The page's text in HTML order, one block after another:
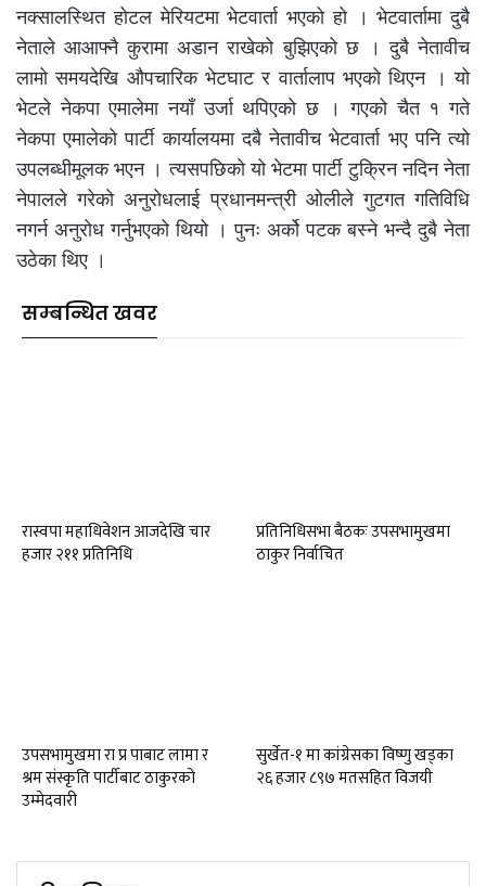
नक्सालस्थित होटल मेरियटमा भेटवार्ता भएको हो । भेटवार्तामा दुबै
नेताले आआफ्नै कुरामा अडान राखेको बुझिएको छ । दुबै नेतावीच
लामो समयदेखि औपचारिक भेटघाट र वार्तालाप भएको थिएन । यो
भेटले नेकपा एमालेमा नयाँ उर्जा थपिएको छ । गएको चैत १ गते
नेकपा एमालेको पार्टी कार्यालयमा दबै नेतावीच भेटवार्ता भए पनि त्यो
उपलब्धीमूलक भएन । त्यसपछिको यो भेटमा पार्टी टुक्रिन नदिन नेता
नेपालले गरेको अनुरोधलाई प्रधानमन्त्री ओलीले गुटगत गतिविधि
नगर्न अनुरोध गर्नुभएको थियो । पुनः अर्को पटक बस्ने भन्दै दुबै नेता
उठेका थिए ।
सम्बन्धित खवर
रास्वपा महाधिवेशन आजदेखि चार
हजार २११ प्रतिनिधि
प्रतिनिधिसभा बैठकः उपसभामुखमा
ठाकुर निर्वाचित
उपसभामुखमा रा प्र पाबाट लामा र
श्रम संस्कृति पार्टीबाट ठाकुरको
उम्मेदवारी
सुर्खेत-१ मा कांग्रेसका विष्णु खड्का
२६ हजार ८९७ मतसहित विजयी